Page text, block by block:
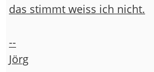
das stimmt weiss ich nicht.
--
Jörg